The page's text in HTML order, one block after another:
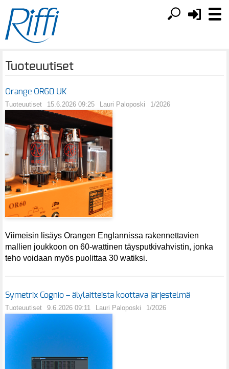
Tuoteuutiset
Orange OR60 UK
Tuoteuutiset 15.6.2026 09:25 Lauri Paloposki 1/2026
Viimeisin lisäys Orangen Englannissa rakennettavien
mallien joukkoon on 60-wattinen täysputkivahvistin, jonka
teho voidaan myös puolittaa 30 watiksi.
Symetrix Cognio – älylaitteista koottava järjestelmä
Tuoteuutiset 9.6.2026 09:11 Lauri Paloposki 1/2026